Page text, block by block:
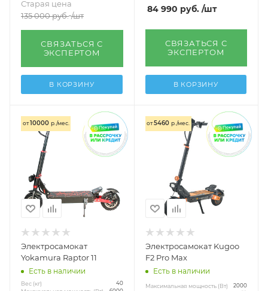
Старая цена
135 000руб. /шт
СВЯЗАТЬСЯ С
ЭКСПЕРТОМ
В КОРЗИНУ
84 990 руб. /шт
СВЯЗАТЬСЯ С
ЭКСПЕРТОМ
В КОРЗИНУ
от10000 р./мес.
Электросамокат
Yokamura Raptor 11
Есть в наличии
Вес (кг) 40
от5460 р./мес.
Электросамокат Kugoo
F2 Pro Max
Есть в наличии
Максимальная мощность (Вт) 2000